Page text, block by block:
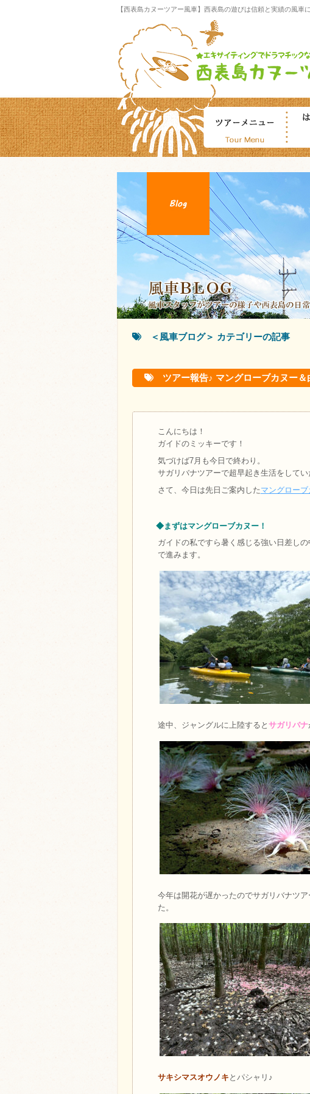
【西表島カヌーツアー風車】西表島の遊びは信頼と実績の風
＜風車ブログ＞ カテゴリーの記事
ツアー報告♪ マングローブカヌー
こんにちは！
ガイドのミッキーです！
気づけば7月も今日で終わり。
サガリバナツアーで超早起き生活をしてい
さて、今日は先日ご案内したマングロー
◆まずはマングローブカヌー！
ガイドの私ですら暑く感じる強い日差し
で進みます。
途中、ジャングルに上陸すると サガリバナ
今年は開花が遅かったのでサガリバナツ
た。
サキシマスオウノキ とパシャリ♪